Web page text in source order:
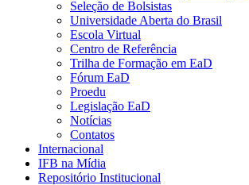
Seleção de Bolsistas
Universidade Aberta do Brasil
Escola Virtual
Centro de Referência
Trilha de Formação em EaD
Fórum EaD
Proedu
Legislação EaD
Notícias
Contatos
Internacional
IFB na Mídia
Repositório Institucional